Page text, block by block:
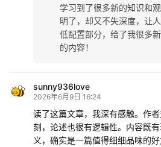
学习到了很多新的知识和
明了，却又不失深度，让
低配置部分，给了我很多
的内容！
sunny936love
2026年6月9日 16:24
读了这篇文章，我深有感触。作
刻，论述也很有逻辑性。内容既
义，确实是一篇值得细细品味的